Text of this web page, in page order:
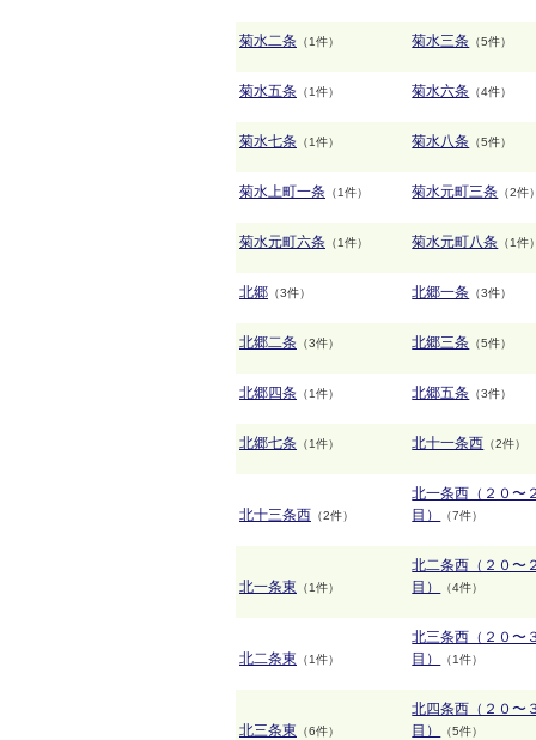
菊水二条 （1件） 菊水三条 （5件）
菊水五条 （1件） 菊水六条 （4件）
菊水七条 （1件） 菊水八条 （5件）
菊水上町一条 （1件） 菊水元町三条 （2件）
菊水元町六条 （1件） 菊水元町八条 （1件）
北郷 （3件） 北郷一条 （3件）
北郷二条 （3件） 北郷三条 （5件）
北郷四条 （1件） 北郷五条 （3件）
北郷七条 （1件） 北十一条西 （2件）
北十三条西 （2件）
北一条西（２０〜
目）
（7件）
北一条東 （1件）
北二条西（２０〜
目）
（4件）
北二条東 （1件）
北三条西（２０〜
目）
（1件）
北三条東 （6件）
北四条西（２０〜
目）
（5件）